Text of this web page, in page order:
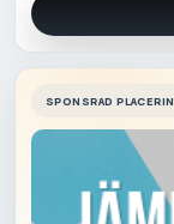
SPONSRAD